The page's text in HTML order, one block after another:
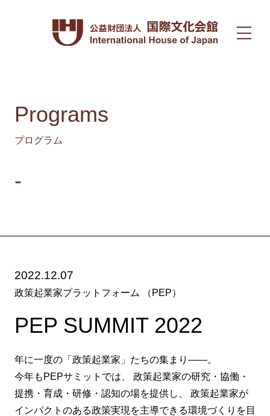
Programs
プログラム
-
2022.12.07
政策起業家プラットフォーム （PEP）
PEP SUMMIT 2022
年に一度の「政策起業家」たちの集まり――。
今年もPEPサミットでは、 政策起業家の研究・協働・
提携・育成・研修・認知の場を提供し、 政策起業家が
インパクトのある政策実現を主導できる環境づくりを目